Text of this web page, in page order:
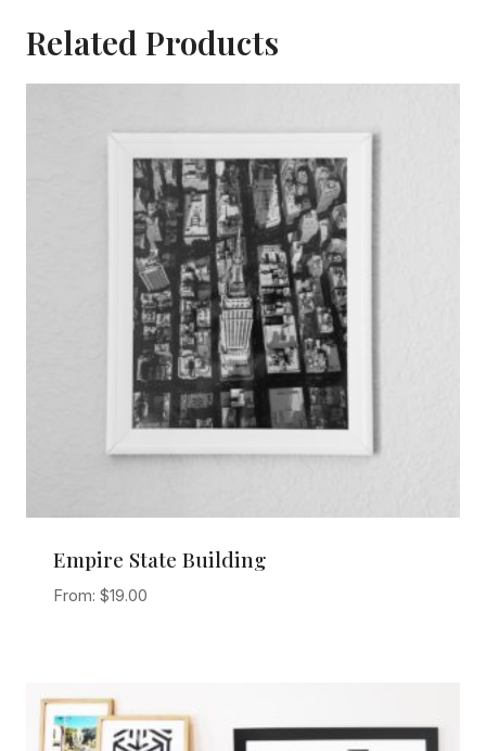
Related Products
Empire State Building
From: $19.00